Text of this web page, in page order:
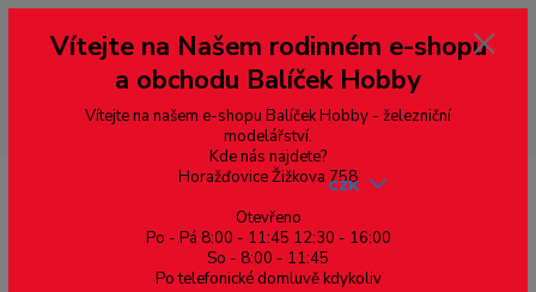
--- pro zákazníky ze Slovenska a jiných zemí, pokud chcete platit v eurech
přepněte si e-shop na euro 💶 pro přepočet měny - pravý horní roh ---
dobírky – pokud si z nějakého důvodu zásilku nevyzvednete, bude po
domluvě zaslána znovu s opětovnou platbou za poštovné, v opačném
případě bude zrušena a účet přidán na blacklist a rušeny následující
objednávky.
CZK
Vítejte na Našem rodinném e-shopu
a obchodu Balíček Hobby
Vítejte na našem e-shopu Balíček Hobby - železniční
modelářství.
Kde nás najdete?
Horažďovice Žižkova 758
Otevřeno
Po - Pá 8:00 - 11:45 12:30 - 16:00
So - 8:00 - 11:45
Po telefonické domluvě kdykoliv